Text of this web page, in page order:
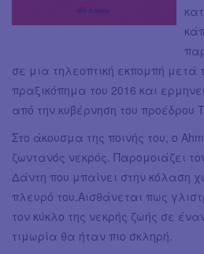
σε μια τηλεοπτική εκπομπή μετά
πραξικόπημα του 2016 και
από την κυβέρνηση του προέδρου
Στο άκουσμα της ποινής του, ο
ζωντανός νεκρός. Παρομοιάζει
Δάντη που μπαίνει στην κόλαση
πλευρό του.Αισθάνεται πως
τον κύκλο της νεκρής ζωής σε
τιμωρία θα ήταν πιο σκληρή.